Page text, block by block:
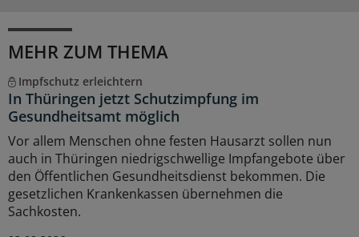
MEHR ZUM THEMA
Impfschutz erleichtern
In Thüringen jetzt Schutzimpfung im
Gesundheitsamt möglich
Vor allem Menschen ohne festen Hausarzt sollen nun
auch in Thüringen niedrigschwellige Impfangebote über
den Öffentlichen Gesundheitsdienst bekommen. Die
gesetzlichen Krankenkassen übernehmen die
Sachkosten.